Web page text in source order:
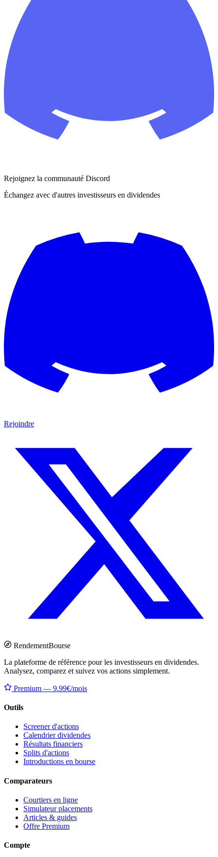
Rejoignez la communauté Discord
Échangez avec d'autres investisseurs en dividendes
Rejoindre
RendementBourse
La plateforme de référence pour les investisseurs en dividendes.
Analysez, comparez et suivez vos actions simplement.
Premium — 9.99€/mois
Outils
Screener d'actions
Calendrier dividendes
Résultats financiers
Splits d'actions
Introductions en bourse
Comparateurs
Courtiers en ligne
Simulateur placements
Articles & guides
Offre Premium
Compte